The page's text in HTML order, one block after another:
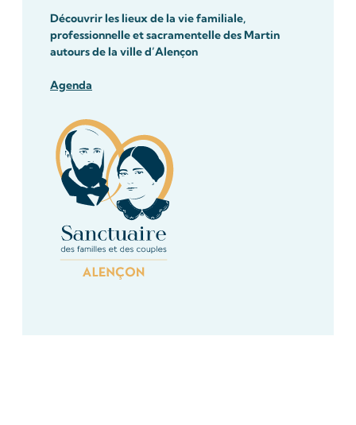
Découvrir les lieux de la vie familiale,
professionnelle et sacramentelle des Martin
autours de la ville d’Alençon
Agenda